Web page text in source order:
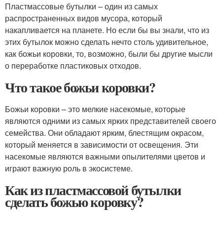
Пластмассовые бутылки – один из самых
распространенных видов мусора, который
накапливается на планете. Но если бы вы знали, что из
этих бутылок можно сделать нечто столь удивительное,
как божьи коровки, то, возможно, были бы другие мысли
о переработке пластиковых отходов.
Что такое божьи коровки?
Божьи коровки – это мелкие насекомые, которые
являются одними из самых ярких представителей своего
семейства. Они обладают ярким, блестящим окрасом,
который меняется в зависимости от освещения. Эти
насекомые являются важными опылителями цветов и
играют важную роль в экосистеме.
Как из пластмассовой бутылки
сделать божью коровку?